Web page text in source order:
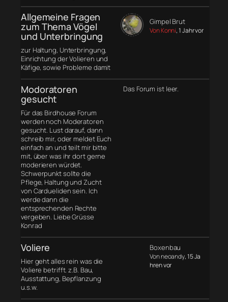
Allgemeine Fragen
zum Thema Vögel
und Unterbringung
zur Haltung, Unterbringung,
Einrichtung der Volieren und
Käfige, sowie Probleme damit
Gimpel Brut
Von Konni, 1 Jahr vor
Modoratoren
gesucht
Für das Birdhouse Forum
werden noch Moderatoren
gesucht. Lust darauf, dann
schreib mir, oder meldet Euch
einfach an und teilt mir bitte
mit, über was ihr dort gerne
moderieren würdet.
Schwerpunkt sollte die
Pflege, Haltung und Zucht
von Cardueliden sein. Ich
werde dann die
entsprechenden Rechte
vergeben. Liebe Grüsse
Konrad
Das Forum ist leer.
Voliere
Hier geht alles rein was die
Voliere betrifft. z.B. Bau,
Ausstattung, Bepflanzung
u.s.w.
Boxenbau
Von neoandy, 15 Ja
hren vor